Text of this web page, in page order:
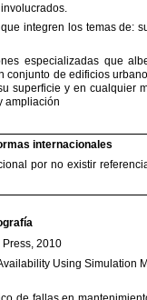
integren los temas de:
especializadas que
de edificios
superficie y en cualquier
ampliación
internacionales
por no existir
2010
Using Simulation